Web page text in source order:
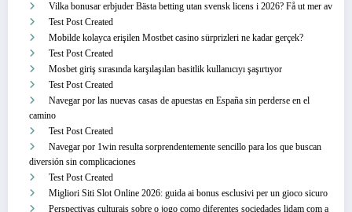
Vilka bonusar erbjuder Bästa betting utan svensk licens i 2026? Få ut mer av
Test Post Created
Mobilde kolayca erişilen Mostbet casino sürprizleri ne kadar gerçek?
Test Post Created
Mosbet giriş sırasında karşılaşılan basitlik kullanıcıyı şaşırtıyor
Test Post Created
Navegar por las nuevas casas de apuestas en España sin perderse en el
camino
Test Post Created
Navegar por 1win resulta sorprendentemente sencillo para los que buscan
diversión sin complicaciones
Test Post Created
Migliori Siti Slot Online 2026: guida ai bonus esclusivi per un gioco sicuro
Perspectivas culturais sobre o jogo como diferentes sociedades lidam com a